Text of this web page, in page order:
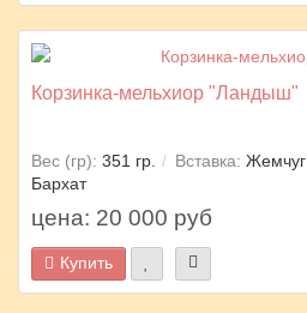
Корзинка-мельхиор "Ландыш"
Вес (гр): 351 гр. Вставка: Жемчуг
Бархат
цена: 20 000 руб
Купить